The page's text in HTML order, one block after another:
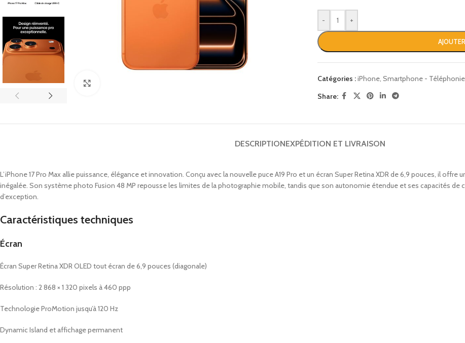
- +
Catégories :iPhone, Smartphone - Téléphonie
Share:
DESCRIPTIONEXPÉDITION ET LIVRAISON
L’iPhone 17 Pro Max allie puissance, élégance et innovation. Conçu avec la nouvelle puce A19 Pro et un écran Super Retina XDR de 6,9 pouces, il
inégalée. Son système photo Fusion 48 MP repousse les limites de la photographie mobile, tandis que son autonomie étendue et ses capacités de
d’exception.
Caractéristiques techniques
Écran
Écran Super Retina XDR OLED tout écran de 6,9 pouces (diagonale)
Résolution : 2 868 × 1 320 pixels à 460 ppp
Technologie ProMotion jusqu’à 120 Hz
Dynamic Island et affichage permanent